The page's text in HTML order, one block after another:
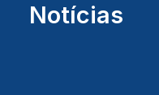
Notícias